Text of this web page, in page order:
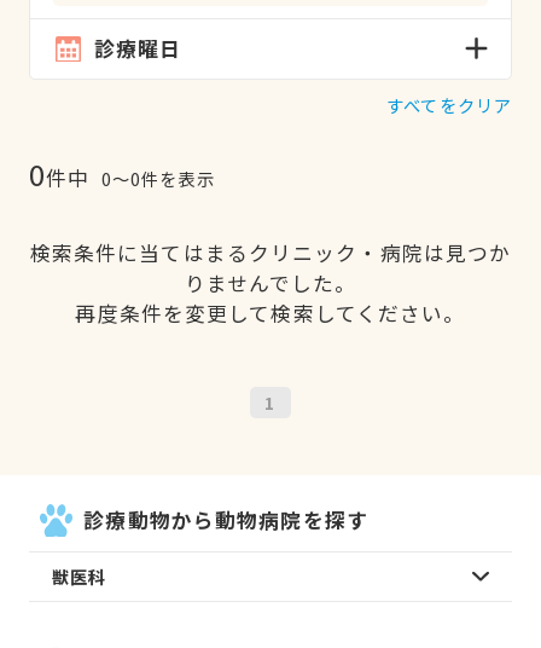
診療曜日
すべてをクリア
0件中 0〜0件を表示
検索条件に当てはまるクリニック・病院は見つか
りませんでした。
再度条件を変更して検索してください。
1
診療動物から動物病院を探す
獣医科